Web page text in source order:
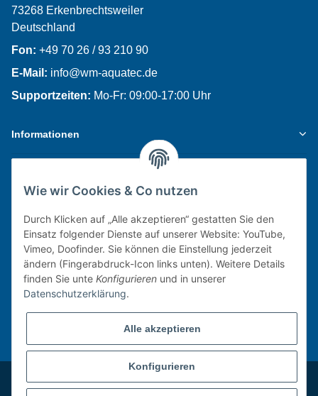
73268 Erkenbrechtsweiler
Deutschland
Fon: +49 70 26 / 93 210 90
E-Mail: info@wm-aquatec.de
Supportzeiten: Mo-Fr: 09:00-17:00 Uhr
Informationen
Newsletter
Zur Anmeldung
Verpassen Sie keine Neuigkeiten, Angebote oder
Innovationen rund um Wasserhygiene!
* Alle Preise inkl. gesetzlicher USt., ggf. zzgl.Versandkosten.
Wie wir Cookies & Co nutzen
Durch Klicken auf „Alle akzeptieren“ gestatten Sie den
Einsatz folgender Dienste auf unserer Website: YouTube,
Vimeo, Doofinder. Sie können die Einstellung jederzeit
ändern (Fingerabdruck-Icon links unten). Weitere Details
finden Sie unte Konfigurieren und in unserer
Datenschutzerklärung.
Alle akzeptieren
Konfigurieren